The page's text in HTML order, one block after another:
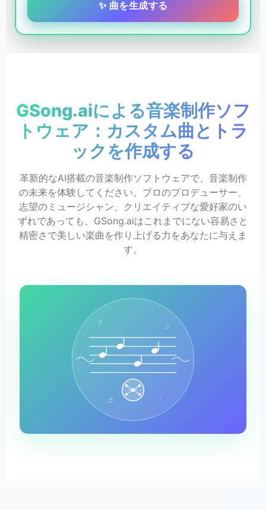
✨ 曲を生成する
GSong.aiによる音楽制作ソフ
トウェア：カスタム曲とトラ
ックを作成する
革新的なAI搭載の音楽制作ソフトウェアで、音楽制作
の未来を体験してください。プロのプロデューサー、
志望のミュージシャン、クリエイティブな愛好家のい
ずれであっても、GSong.aiはこれまでにない容易さと
精密さで美しい楽曲を作り上げる力をあなたに与えま
す。
♪ ♫
♬ ♩